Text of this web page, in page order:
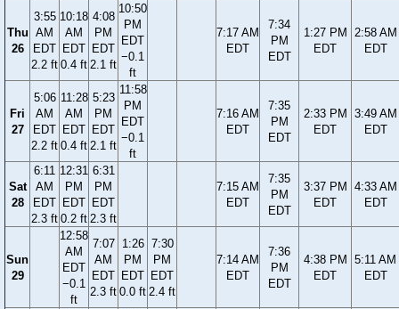
Thu
26
3:55
AM
EDT
2.2 ft
10:18
AM
EDT
0.4 ft
4:08
PM
EDT
2.1 ft
10:50
PM
EDT
−0.1
ft
7:17 AM
EDT
7:34
PM
EDT
1:27 PM
EDT
2:58 AM
EDT
Fri
27
5:06
AM
EDT
2.2 ft
11:28
AM
EDT
0.4 ft
5:23
PM
EDT
2.1 ft
11:58
PM
EDT
−0.1
ft
7:16 AM
EDT
7:35
PM
EDT
2:33 PM
EDT
3:49 AM
EDT
Sat
28
6:11
AM
EDT
2.3 ft
12:31
PM
EDT
0.2 ft
6:31
PM
EDT
2.3 ft
7:15 AM
EDT
7:35
PM
EDT
3:37 PM
EDT
4:33 AM
EDT
Sun
29
12:58
AM
EDT
−0.1
ft
7:07
AM
EDT
2.3 ft
1:26
PM
EDT
0.0 ft
7:30
PM
EDT
2.4 ft
7:14 AM
EDT
7:36
PM
EDT
4:38 PM
EDT
5:11 AM
EDT